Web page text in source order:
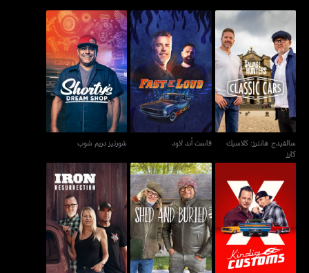
سالفيدج هانترز: كلاسيك
كارز
سالفيدج هانترز: كلاسيك
كارز
فاست أند لاود
فاست أند لاود
شورتيز دريم شوب
شورتيز دريم شوب
كيندغ كاستمز شيد آند باريد آيرون ريزركشن